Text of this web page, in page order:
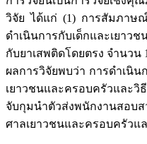
วิจัย ได้แก่ (1) การสัมภาษ
ดำเนินการกับเด็กและเยาว
กับยาเสพติดโดยตรง จำนวน
ผลการวิจัยพบว่า การดำเนิน
เยาวชนและครอบครัวและวิ
จับกุมนำตัวส่งพนักงานสอบ
ศาลเยาวชนและครอบครัวแ